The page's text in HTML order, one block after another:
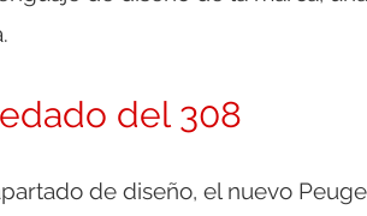
del 308
de diseño, el nuevo